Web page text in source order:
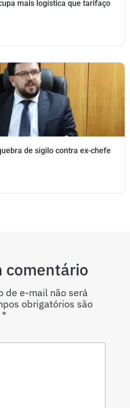
mais logística que tarifaço
de sigilo contra ex-chefe
comentário
de e-mail não será
obrigatórios são
*